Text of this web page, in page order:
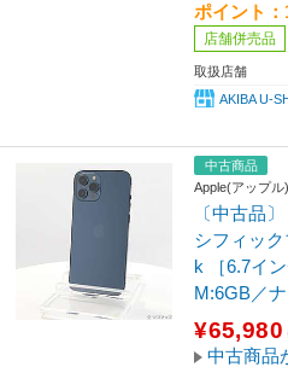
ポイント：
店舗併売品
取扱店舗
AKIBA U-
中古商品
Apple(アップル)
〔中古品
シフィッ
k ［6.7イ
M:6GB／ナ
¥65,980
中古商品